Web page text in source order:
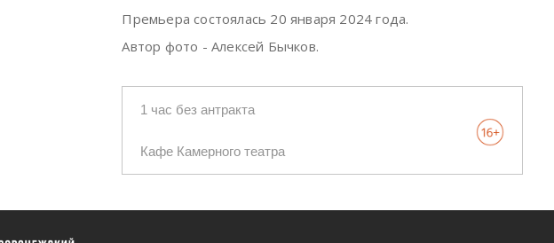
Премьера состоялась 20 января 2024 года.
Автор фото - Алексей Бычков.
1 час без антракта
Кафе Камерного театра